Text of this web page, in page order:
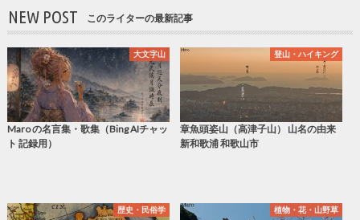
NEW POST このライターの最新記事
大文字山
Maro の名言集・歌集（Bing AIチャッ
ト 記録用）
登山・ハイキング
章魚頭姿山（高津子山） 山名の由来
新和歌浦 和歌山市
歴史・民俗学 植物・花・山野草